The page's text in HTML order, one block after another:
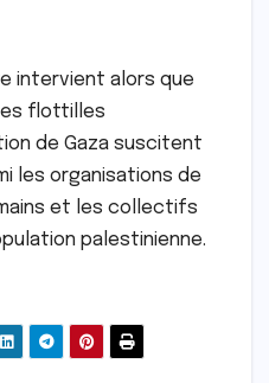
intervient alors que
flottilles
de Gaza suscitent
les organisations de
et les collectifs
palestinienne.